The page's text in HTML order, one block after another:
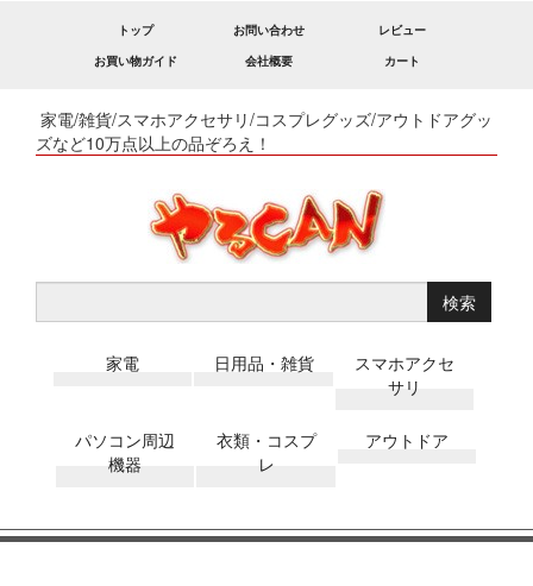
トップ お問い合わせ
レビュー
お買い物ガイド
会社概要 カート
家電/雑貨/スマホアクセサリ/コスプレグッズ/アウトドアグッ
ズなど10万点以上の品ぞろえ！
検索
家電 日用品・雑貨
スマホアクセ
サリ
パソコン周辺
機器
衣類・コスプ
レ
アウトドア